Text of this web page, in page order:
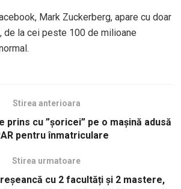
Mark Zuckerberg, apare cu doar
de la cei peste 100 de milioane
Stirea anterioara
prins cu ”șoricei” pe o mașină adusă
pentru înmatriculare
Stirea urmatoare
cu 2 facultăți și 2 mastere,